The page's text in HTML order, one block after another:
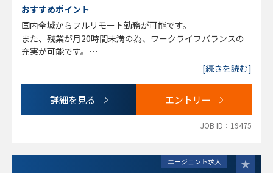
いただきます。
（変更の範囲）
同上
【歓迎】
・外務員資格(証券、金融先物 等)
・内部管理責任者資格(証券、金融先物 等)
・貸金業務取扱主任者資格
・ガバナンスや内部統制に関する指導・支援の経験
・各種委員会事務局の運営経験
・不公正取引に係る業務経験
・広告審査業務経験
・Pマーク運用経験
おすすめポイント
国内全域からフルリモート勤務が可能です。
また、残業が月20時間未満の為、ワークライフバランスの
充実が可能です。
暗号資産という最先端のフィンテック企業でのコンプライア
[続きを読む]
詳細を見る エントリー
JOB ID：19475
エージェント求人